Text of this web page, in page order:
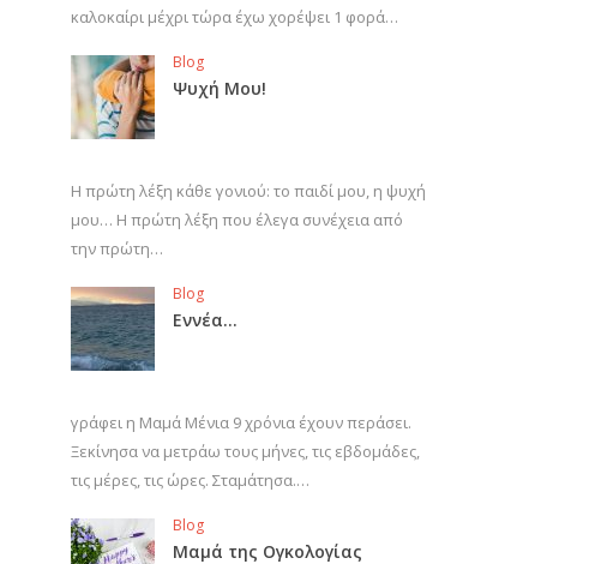
καλοκαίρι μέχρι τώρα έχω χορέψει 1 φορά…
Blog
Ψυχή Μου!
Η πρώτη λέξη κάθε γονιού: το παιδί μου, η ψυχή
μου… Η πρώτη λέξη που έλεγα συνέχεια από
την πρώτη…
Blog
Εννέα…
γράφει η Μαμά Μένια 9 χρόνια έχουν περάσει.
Ξεκίνησα να μετράω τους μήνες, τις εβδομάδες,
τις μέρες, τις ώρες. Σταμάτησα.…
Blog
Μαμά της Ογκολογίας